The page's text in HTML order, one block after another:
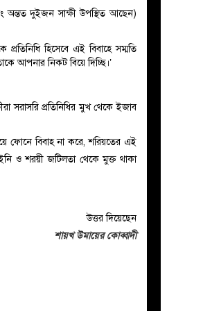
অন্তত দুইজন সাক্ষী উপস্থিত আছেন)
হিসেবে এই বিবাহে সম্মতি
আপনার নিকট বিয়ে দিচ্ছি।’
সরাসরি প্রতিনিধির মুখ থেকে ইজাব
ফোনে বিবাহ না করে, শরিয়তের এই
ও শরয়ী জটিলতা থেকে মুক্ত থাকা
উত্তর দিয়েছেন
শায়খ উমায়ের কোব্বাদী